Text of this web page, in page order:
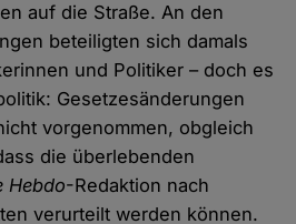
auf die Straße. An den
beteiligten sich damals
und Politiker – doch es
Gesetzesänderungen
vorgenommen, obgleich
die überlebenden
Hebdo-Redaktion nach
verurteilt werden können.